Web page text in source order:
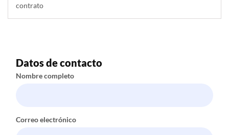
contrato
Datos de contacto
Nombre completo
Correo electrónico